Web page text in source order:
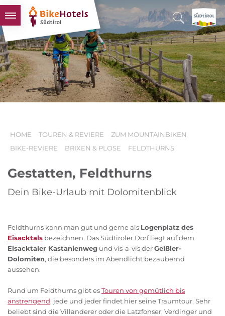
BIKEHOTELS
HOTELS & PAKETE
TOUREN & REVIERE
SÜDTIROL & WIR
HOME TOUREN & REVIERE
ZUM MOUNTAINBIKEN
BIKE-REVIERE
BRIXEN & PLOSE FELDTHURNS
Gestatten, Feldthurns
Dein Bike-Urlaub mit Dolomitenblick
Feldthurns kann man gut und gerne als Logenplatz des
Eisacktals bezeichnen. Das Südtiroler Dorf liegt auf dem
Eisacktaler Kastanienweg und vis-a-vis derGeißler-
Dolomiten, die besonders im Abendlicht bezaubernd
aussehen.
Rund um Feldthurns gibt esTouren von gemütlich bis
anstrengend, jede und jeder findet hier seine Traumtour. Sehr
beliebt sind die Villanderer oder die Latzfonser, Verdinger und